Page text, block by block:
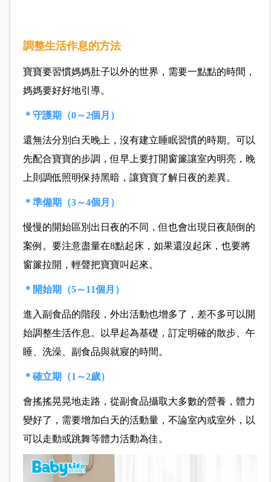
調整生活作息的方法
寶寶要習慣媽媽肚子以外的世界，需要一點點的時間，
媽媽要好好地引導。
＊守護期（0～2個月）
還無法分別白天晚上，沒有建立睡眠習慣的時期。可以
先配合寶寶的步調，但早上要打開窗簾讓室內明亮，晚
上則調低照明保持黑暗，讓寶寶了解日夜的差異。
＊準備期（3～4個月）
慢慢的開始區別出日夜的不同，但也會出現日夜顛倒的
案例。要注意盡量在8點起床，如果還沒起床，也要將
窗簾拉開，輕聲把寶寶叫起來。
＊開始期（5～11個月）
進入副食品的階段，外出活動也增多了，差不多可以開
始調整生活作息。以早起為基礎，訂定明確的散步、午
睡、洗澡、副食品與就寢的時間。
＊確立期（1～2歲）
會搖搖晃晃地走路，從副食品攝取大多數的營養，體力
變好了，需要增加白天的活動量，不論室內或室外，以
可以走動或跳舞等體力活動為佳。